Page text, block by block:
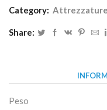
Category:
Share:
Peso